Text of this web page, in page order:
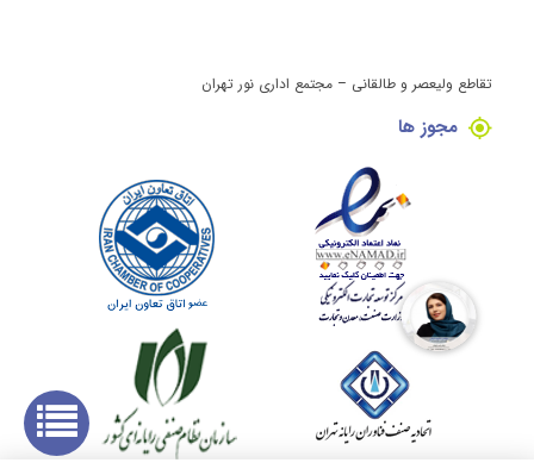
تقاطع ولیعصر و طالقانی – مجتمع اداری نور تهران
مجوز ها